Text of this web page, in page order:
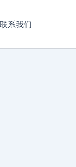
联系我们